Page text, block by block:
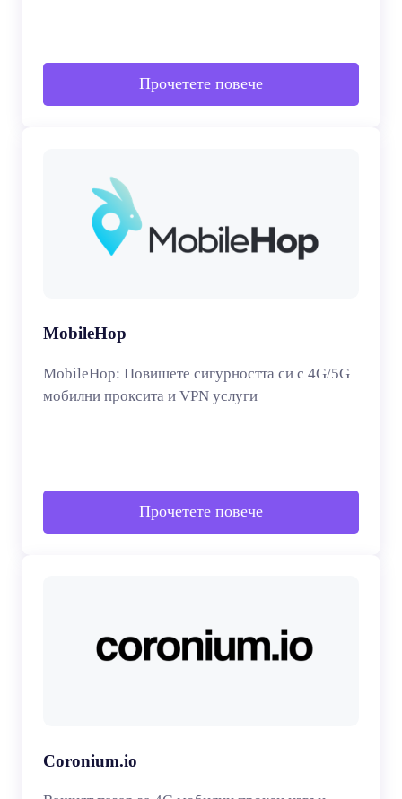
Прочетете повече
MobileHop
MobileHop: Повишете сигурността си с 4G/5G
мобилни проксита и VPN услуги
Прочетете повече
Coronium.io